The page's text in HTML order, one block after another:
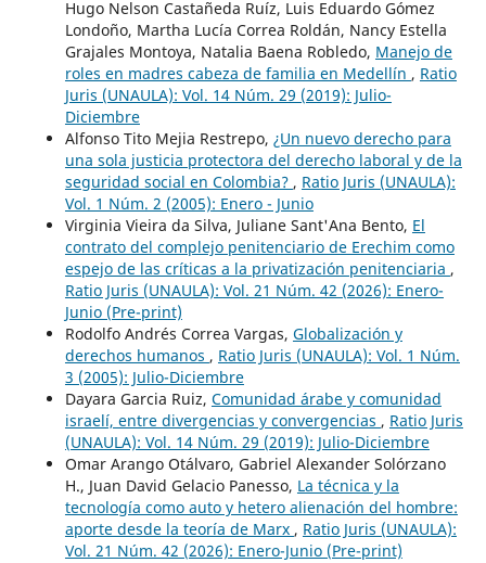
Hugo Nelson Castañeda Ruíz, Luis Eduardo Gómez
Londoño, Martha Lucía Correa Roldán, Nancy Estella
Grajales Montoya, Natalia Baena Robledo, Manejo de
roles en madres cabeza de familia en Medellín , Ratio
Juris (UNAULA): Vol. 14 Núm. 29 (2019): Julio-
Diciembre
Alfonso Tito Mejia Restrepo, ¿Un nuevo derecho para
una sola justicia protectora del derecho laboral y de la
seguridad social en Colombia? , Ratio Juris (UNAULA):
Vol. 1 Núm. 2 (2005): Enero - Junio
Virginia Vieira da Silva, Juliane Sant'Ana Bento, El
contrato del complejo penitenciario de Erechim como
espejo de las críticas a la privatización penitenciaria ,
Ratio Juris (UNAULA): Vol. 21 Núm. 42 (2026): Enero-
Junio (Pre-print)
Rodolfo Andrés Correa Vargas, Globalización y
derechos humanos , Ratio Juris (UNAULA): Vol. 1 Núm.
3 (2005): Julio-Diciembre
Dayara Garcia Ruiz, Comunidad árabe y comunidad
israelí, entre divergencias y convergencias , Ratio Juris
(UNAULA): Vol. 14 Núm. 29 (2019): Julio-Diciembre
Omar Arango Otálvaro, Gabriel Alexander Solórzano
H., Juan David Gelacio Panesso, La técnica y la
tecnología como auto y hetero alienación del hombre:
aporte desde la teoría de Marx , Ratio Juris (UNAULA):
Vol. 21 Núm. 42 (2026): Enero-Junio (Pre-print)